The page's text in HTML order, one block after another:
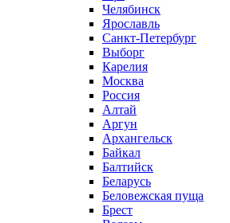
Челябинск
Ярославль
Санкт-Петербург
Выборг
Карелия
Москва
Россия
Алтай
Аргун
Архангельск
Байкал
Балтийск
Беларусь
Беловежская пуща
Брест